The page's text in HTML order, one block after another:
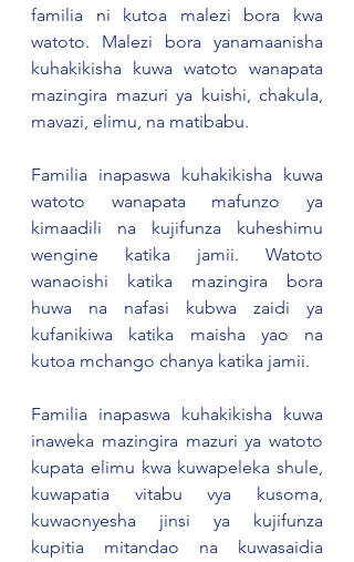
familia ni kutoa malezi bora kwa
watoto. Malezi bora yanamaanisha
kuhakikisha kuwa watoto wanapata
mazingira mazuri ya kuishi, chakula,
mavazi, elimu, na matibabu.
Familia inapaswa kuhakikisha kuwa
watoto wanapata mafunzo ya
kimaadili na kujifunza kuheshimu
wengine katika jamii. Watoto
wanaoishi katika mazingira bora
huwa na nafasi kubwa zaidi ya
kufanikiwa katika maisha yao na
kutoa mchango chanya katika jamii.
Familia inapaswa kuhakikisha kuwa
inaweka mazingira mazuri ya watoto
kupata elimu kwa kuwapeleka shule,
kuwapatia vitabu vya kusoma,
kuwaonyesha jinsi ya kujifunza
kupitia mitandao na kuwasaidia